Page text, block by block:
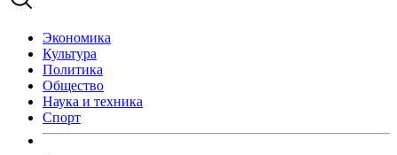
Экономика
Культура
Политика
Общество
Наука и техника
Спорт